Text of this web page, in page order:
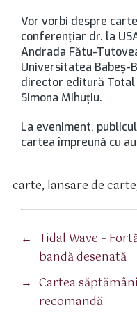
Vor vorbi despre
conferențiar dr. la
Andrada Fătu-
Universitatea Babeș-
director editură Total
Simona Mihuțiu.
La eveniment,
cartea împreună cu
carte, lansare de carte
← Tidal Wave –
bandă desenată
→ Cartea
recomandă